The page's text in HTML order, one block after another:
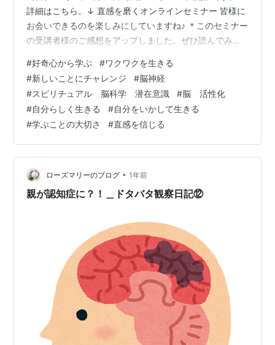
詳細はこちら。↓ 直感を磨くオンラインセミナー 皆様に
お会いできるのを楽しみにしていますね♪ ＊このセミナー
の受講者様のご感想をアップしました。ぜひ読んでみて
き日記 先週からの東京旅行から和歌山に帰ってきまし
た！ 今回は以前ロサンゼルスでお世話になった先生が、
修了生向けの講座や懇親会を 東京で開催するとのこと
で、 日本でお会いできるなんてぜひ行きたい！と思い 参
加してきました。 毎日朝から昼休憩なしで夜までの講座
は、 さす…
#好奇心から学ぶ #ワクワクを生きる
#新しいことにチャレンジ #脳神経
#スピリチュアル 脳科学 潜在意識 #脳 活性化
#自分らしく生きる #自分をいかして生きる
#学ぶことの大切さ #直感を信じる
ローズマリーのブログ • 1年前
親が認知症に？！＿ドタバタ観察日記⑫